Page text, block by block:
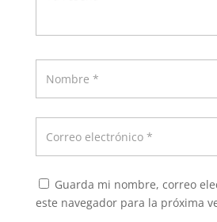
Guarda mi nombre, correo
este navegador para la próxima